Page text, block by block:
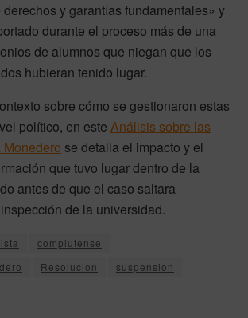
y garantías fundamentales» y
durante el proceso más de una
de alumnos que niegan que los
hubieran tenido lugar.
sobre cómo se gestionaron estas
político, en este Análisis sobre las
se detalla el impacto y el
que tuvo lugar dentro de la
antes de que el caso saltara
de la universidad.
complutense
Resolucion
suspension